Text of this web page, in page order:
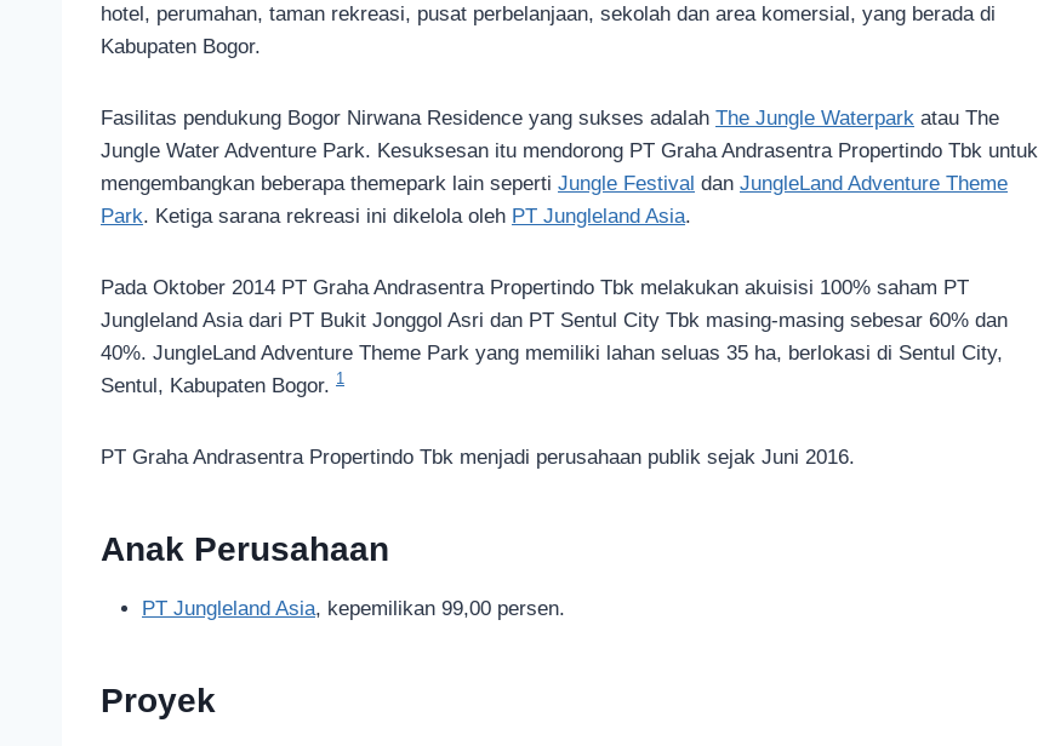
hotel, perumahan, taman rekreasi, pusat perbelanjaan, sekolah dan area komersial, yang berada di
Kabupaten Bogor.
Fasilitas pendukung Bogor Nirwana Residence yang sukses adalah The Jungle Waterpark atau The
Jungle Water Adventure Park. Kesuksesan itu mendorong PT Graha Andrasentra Propertindo Tbk untuk
mengembangkan beberapa themepark lain seperti Jungle Festival dan JungleLand Adventure Theme
Park. Ketiga sarana rekreasi ini dikelola oleh PT Jungleland Asia.
Pada Oktober 2014 PT Graha Andrasentra Propertindo Tbk melakukan akuisisi 100% saham PT
Jungleland Asia dari PT Bukit Jonggol Asri dan PT Sentul City Tbk masing-masing sebesar 60% dan
40%. JungleLand Adventure Theme Park yang memiliki lahan seluas 35 ha, berlokasi di Sentul City,
Sentul, Kabupaten Bogor. 1
PT Graha Andrasentra Propertindo Tbk menjadi perusahaan publik sejak Juni 2016.
Anak Perusahaan
PT Jungleland Asia, kepemilikan 99,00 persen.
Proyek